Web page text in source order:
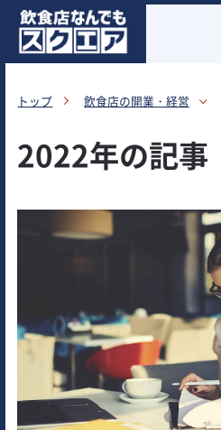
トップ 飲食店の開業・経営
2022年の記事